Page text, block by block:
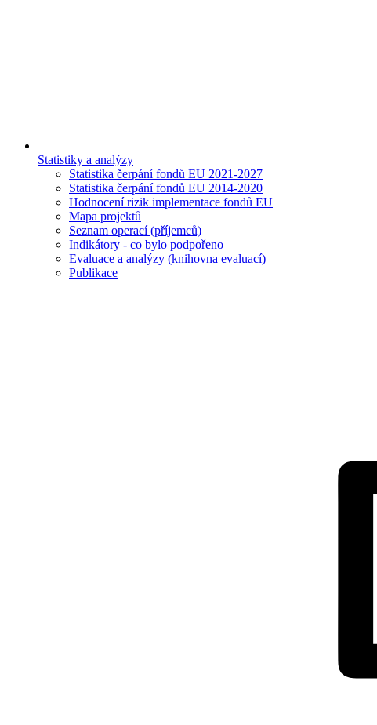
Statistiky a analýzy
Statistika čerpání fondů EU 2021-2027
Statistika čerpání fondů EU 2014-2020
Hodnocení rizik implementace fondů EU
Mapa projektů
Seznam operací (příjemců)
Indikátory - co bylo podpořeno
Evaluace a analýzy (knihovna evaluací)
Publikace